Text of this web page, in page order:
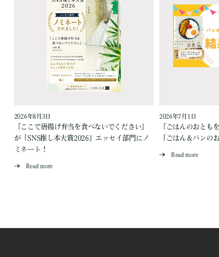
2026年8月3日
『ここで唐揚げ弁当を食べないでください』
が「SNS推し本大賞2026」エッセイ部門にノ
ミネート！
Read more
2026年7月1日
『ごはんのおとも
「ごはん＆パンの
Read more